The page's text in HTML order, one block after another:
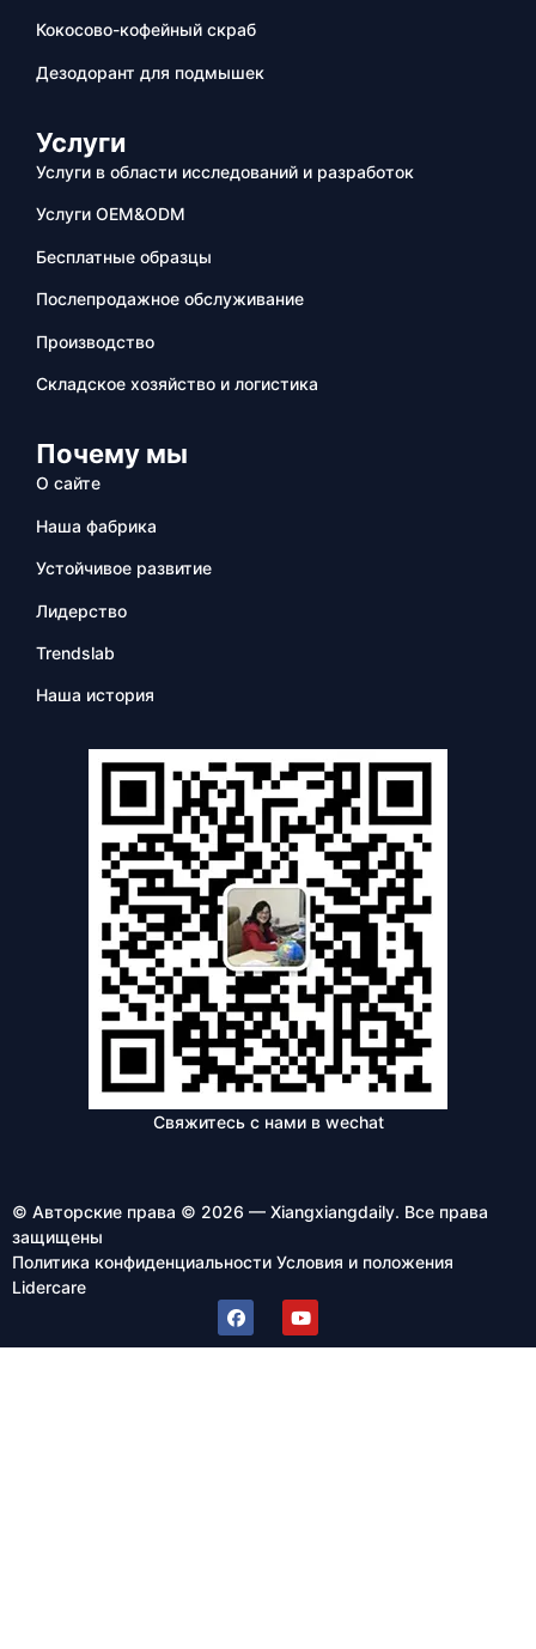
Кокосово-кофейный скраб
Дезодорант для подмышек
Услуги
Услуги в области исследований и разработок
Услуги OEM&ODM
Бесплатные образцы
Послепродажное обслуживание
Производство
Складское хозяйство и логистика
Почему мы
О сайте
Наша фабрика
Устойчивое развитие
Лидерство
Trendslab
Наша история
Свяжитесь с нами в wechat
© Авторские права © 2026 — Xiangxiangdaily. Все права
защищены
Политика конфиденциальности Условия и положения
Lidercare